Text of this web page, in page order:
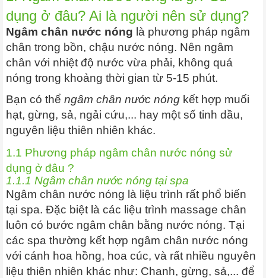
dụng ở đâu? Ai là người nên sử dụng?
Ngâm chân nước nóng là phương pháp ngâm
chân trong bồn, chậu nước nóng. Nên ngâm
chân với nhiệt độ nước vừa phải, không quá
nóng trong khoảng thời gian từ 5-15 phút.
Bạn có thể ngâm chân nước nóng kết hợp muối
hạt, gừng, sả, ngải cứu,... hay một số tinh dầu,
nguyên liệu thiên nhiên khác.
1.1 Phương pháp ngâm chân nước nóng sử
dụng ở đâu ?
1.1.1 Ngâm chân nước nóng tại spa
Ngâm chân nước nóng là liệu trình rất phổ biến
tại spa. Đặc biệt là các liệu trình massage chân
luôn có bước ngâm chân bằng nước nóng. Tại
các spa thường kết hợp ngâm chân nước nóng
với cánh hoa hồng, hoa cúc, và rất nhiều nguyên
liệu thiên nhiên khác như: Chanh, gừng, sả,... để